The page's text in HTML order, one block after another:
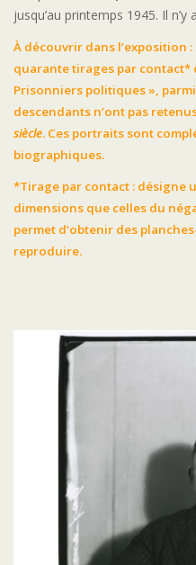
jusqu’au printemps 1945. Il
À découvrir dans l’exposition
quarante tirages par contact*
Prisonniers politiques »,
descendants n’ont pas
siècle. Ces portraits sont
biographiques.
*Tirage par contact : désigne
dimensions que celles du
permet d’obtenir des
reproduire.